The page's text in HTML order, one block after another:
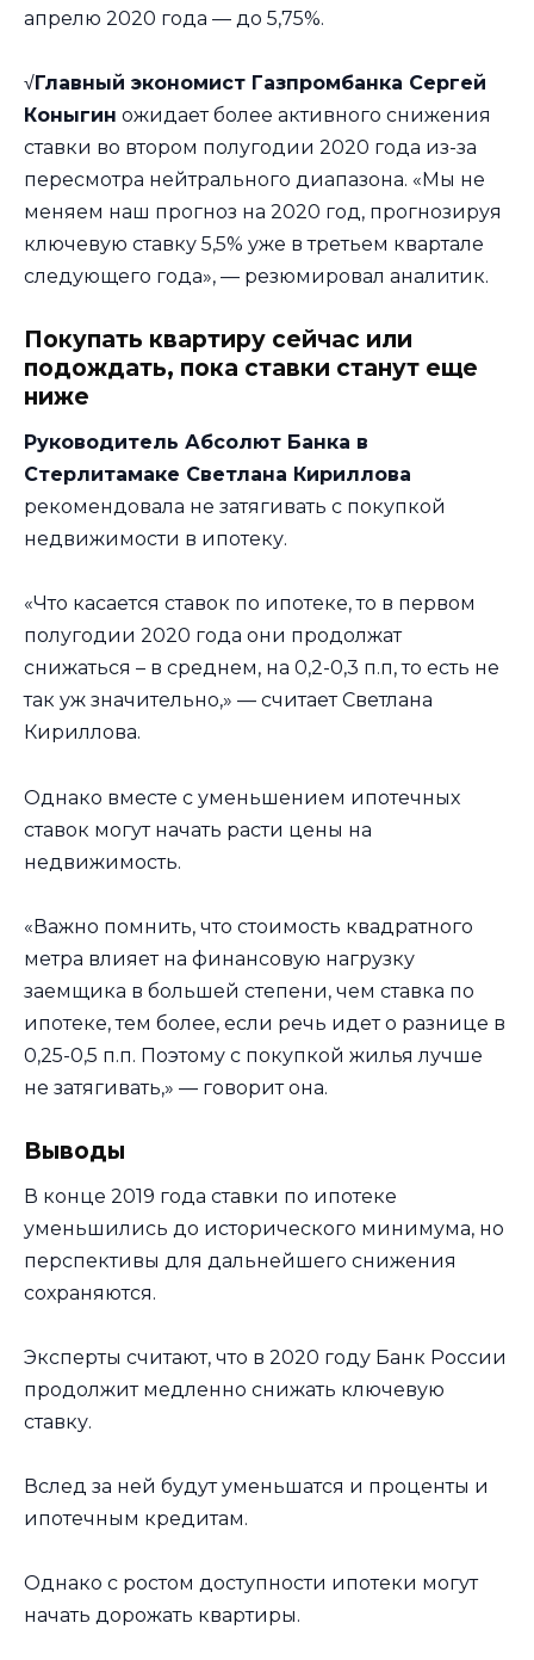
апрелю 2020 года — до 5,75%.
√Главный экономист Газпромбанка Сергей
Коныгин ожидает более активного снижения
ставки во втором полугодии 2020 года из-за
пересмотра нейтрального диапазона. «Мы не
меняем наш прогноз на 2020 год, прогнозируя
ключевую ставку 5,5% уже в третьем квартале
следующего года», — резюмировал аналитик.
Покупать квартиру сейчас или
подождать, пока ставки станут еще
ниже
Руководитель Абсолют Банка в
Стерлитамаке Светлана Кириллова
рекомендовала не затягивать с покупкой
недвижимости в ипотеку.
«Что касается ставок по ипотеке, то в первом
полугодии 2020 года они продолжат
снижаться – в среднем, на 0,2-0,3 п.п, то есть не
так уж значительно,» — считает Светлана
Кириллова.
Однако вместе с уменьшением ипотечных
ставок могут начать расти цены на
недвижимость.
«Важно помнить, что стоимость квадратного
метра влияет на финансовую нагрузку
заемщика в большей степени, чем ставка по
ипотеке, тем более, если речь идет о разнице в
0,25-0,5 п.п. Поэтому с покупкой жилья лучше
не затягивать,» — говорит она.
Выводы
В конце 2019 года ставки по ипотеке
уменьшились до исторического минимума, но
перспективы для дальнейшего снижения
сохраняются.
Эксперты считают, что в 2020 году Банк России
продолжит медленно снижать ключевую
ставку.
Вслед за ней будут уменьшатся и проценты и
ипотечным кредитам.
Однако с ростом доступности ипотеки могут
начать дорожать квартиры.